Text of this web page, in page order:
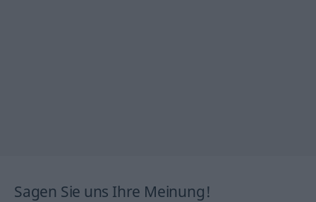
Sagen Sie uns Ihre Meinung!